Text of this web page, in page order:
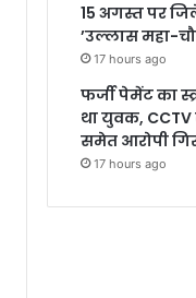
15 अगस्त पर
’उल्लास महा-
17 hours ago
फर्जी पेमेंट का
था युवक,
समेत आरोपी
17 hours ago